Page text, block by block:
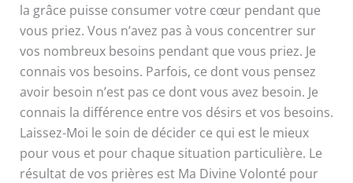
la grâce puisse consumer votre cœur pendant que
vous priez. Vous n’avez pas à vous concentrer sur
vos nombreux besoins pendant que vous priez. Je
connais vos besoins. Parfois, ce dont vous pensez
avoir besoin n’est pas ce dont vous avez besoin. Je
connais la différence entre vos désirs et vos besoins.
Laissez-Moi le soin de décider ce qui est le mieux
pour vous et pour chaque situation particulière. Le
résultat de vos prières est Ma Divine Volonté pour